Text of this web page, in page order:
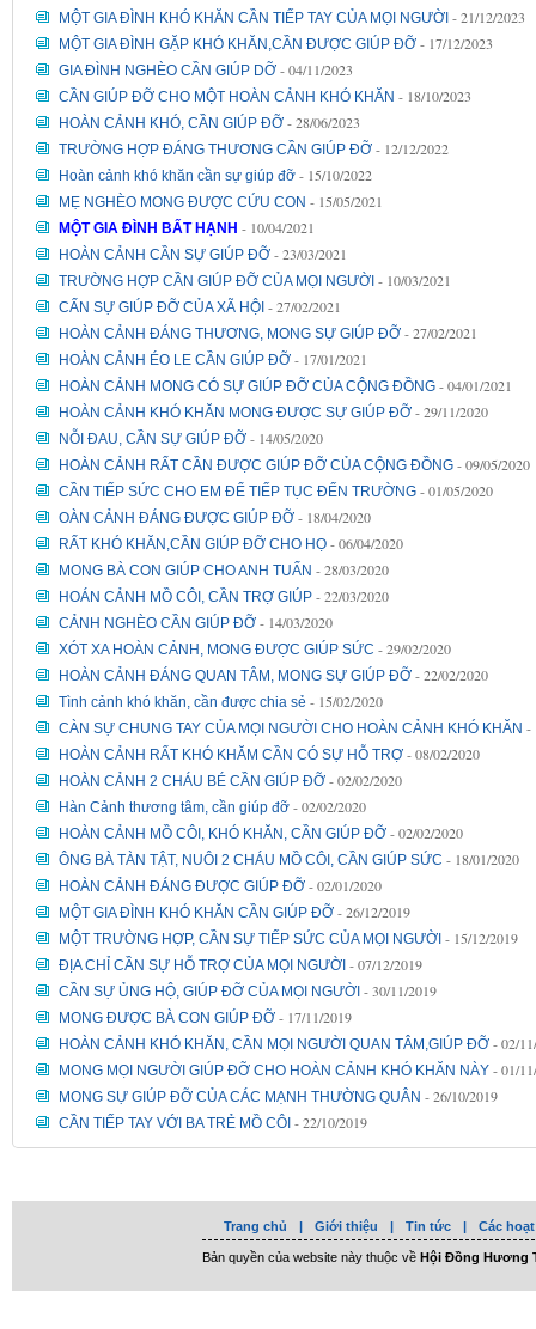
MỘT GIA ĐÌNH KHÓ KHĂN CẦN TIẾP TAY CỦA MỌI NGƯỜI - 21/12/2023
MỘT GIA ĐÌNH GẶP KHÓ KHĂN,CẦN ĐƯỢC GIÚP ĐỠ - 17/12/2023
GIA ĐÌNH NGHÈO CẦN GIÚP DỠ - 04/11/2023
CẦN GIÚP ĐỠ CHO MỘT HOÀN CẢNH KHÓ KHĂN - 18/10/2023
HOÀN CẢNH KHÓ, CẦN GIÚP ĐỠ - 28/06/2023
TRƯỜNG HỢP ĐÁNG THƯƠNG CẦN GIÚP ĐỠ - 12/12/2022
Hoàn cảnh khó khăn cần sự giúp đỡ - 15/10/2022
MẸ NGHÈO MONG ĐƯỢC CỨU CON - 15/05/2021
MỘT GIA ĐÌNH BẤT HẠNH - 10/04/2021
HOÀN CẢNH CẦN SỰ GIÚP ĐỠ - 23/03/2021
TRƯỜNG HỢP CẦN GIÚP ĐỠ CỦA MỌI NGƯỜI - 10/03/2021
CẤN SỰ GIÚP ĐỠ CỦA XÃ HỘI - 27/02/2021
HOÀN CẢNH ĐÁNG THƯƠNG, MONG SỰ GIÚP ĐỠ - 27/02/2021
HOÀN CẢNH ÉO LE CẦN GIÚP ĐỠ - 17/01/2021
HOÀN CẢNH MONG CÓ SỰ GIÚP ĐỠ CỦA CỘNG ĐỒNG - 04/01/2021
HOÀN CẢNH KHÓ KHĂN MONG ĐƯỢC SỰ GIÚP ĐỠ - 29/11/2020
NỖI ĐAU, CẦN SỰ GIÚP ĐỠ - 14/05/2020
HOÀN CẢNH RẤT CẦN ĐƯỢC GIÚP ĐỠ CỦA CỘNG ĐỒNG - 09/05/2020
CẦN TIẾP SỨC CHO EM ĐỂ TIẾP TỤC ĐẾN TRƯỜNG - 01/05/2020
OÀN CẢNH ĐÁNG ĐƯỢC GIÚP ĐỠ - 18/04/2020
RẤT KHÓ KHĂN,CẦN GIÚP ĐỠ CHO HỌ - 06/04/2020
MONG BÀ CON GIÚP CHO ANH TUẤN - 28/03/2020
HOÁN CẢNH MỒ CÔI, CẦN TRỢ GIÚP - 22/03/2020
CẢNH NGHÈO CẦN GIÚP ĐỠ - 14/03/2020
XÓT XA HOÀN CẢNH, MONG ĐƯỢC GIÚP SỨC - 29/02/2020
HOÀN CẢNH ĐÁNG QUAN TÂM, MONG SỰ GIÚP ĐỠ - 22/02/2020
Tình cảnh khó khăn, cần được chia sẻ - 15/02/2020
CÀN SỰ CHUNG TAY CỦA MỌI NGƯỜI CHO HOÀN CẢNH KHÓ KHĂN -
HOÀN CẢNH RẤT KHÓ KHĂM CẦN CÓ SỰ HỖ TRỢ - 08/02/2020
HOÀN CẢNH 2 CHÁU BÉ CẦN GIÚP ĐỠ - 02/02/2020
Hàn Cảnh thương tâm, cần giúp đỡ - 02/02/2020
HOÀN CẢNH MỒ CÔI, KHÓ KHĂN, CẦN GIÚP ĐỠ - 02/02/2020
ÔNG BÀ TÀN TẬT, NUÔI 2 CHÁU MỒ CÔI, CẦN GIÚP SỨC - 18/01/2020
HOÀN CẢNH ĐÁNG ĐƯỢC GIÚP ĐỠ - 02/01/2020
MỘT GIA ĐÌNH KHÓ KHĂN CẦN GIÚP ĐỠ - 26/12/2019
MỘT TRƯỜNG HỢP, CẦN SỰ TIẾP SỨC CỦA MỌI NGƯỜI - 15/12/2019
ĐỊA CHỈ CẦN SỰ HỖ TRỢ CỦA MỌI NGƯỜI - 07/12/2019
CẦN SỰ ỦNG HỘ, GIÚP ĐỠ CỦA MỌI NGƯỜI - 30/11/2019
MONG ĐƯỢC BÀ CON GIÚP ĐỠ - 17/11/2019
HOÀN CẢNH KHÓ KHĂN, CẦN MỌI NGƯỜI QUAN TÂM,GIÚP ĐỠ - 02/
MONG MỌI NGƯỜI GIÚP ĐỠ CHO HOÀN CẢNH KHÓ KHĂN NÀY - 01/
MONG SỰ GIÚP ĐỠ CỦA CÁC MẠNH THƯỜNG QUÂN - 26/10/2019
CẦN TIẾP TAY VỚI BA TRẺ MỒ CÔI - 22/10/2019
Trang chủ | Giới thiệu | Tin tức | Các
Bản quyền của website này thuộc về Hội Đồng Hương